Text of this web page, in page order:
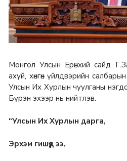
Монгол Улсын Ерөнхий сайд
ахуй, хөнгөн үйлдвэрийн
Улсын Их Хурлын чуулганы
Бүрэн эхээр нь нийтлэв.
“Улсын Их Хурлын дарга,
Эрхэм гишүүд ээ,